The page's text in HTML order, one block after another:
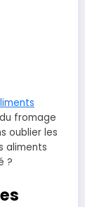
fromage
oublier les
aliments
?